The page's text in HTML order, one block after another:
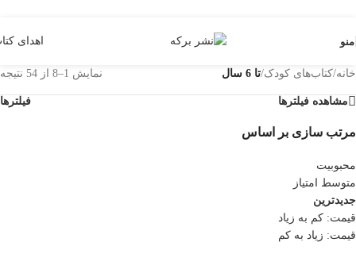
منو اهدای
خانه/کتاب‌های کودک/تا 6 سال نمایش 1–8 از 54 نتیجه
مشاهده فیلترها فیلترها
مرتب سازی بر اساس
محبوبیت
متوسط امتیاز
جدیدترین
قیمت: کم به زیاد
قیمت: زیاد به کم